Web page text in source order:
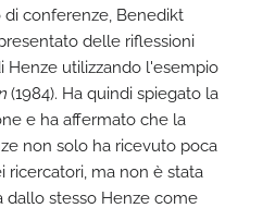
conferenze, Benedikt
delle riflessioni
Henze utilizzando l'esempio
(1984). Ha quindi spiegato la
e ha affermato che la
non solo ha ricevuto poca
ricercatori, ma non è stata
stesso Henze come